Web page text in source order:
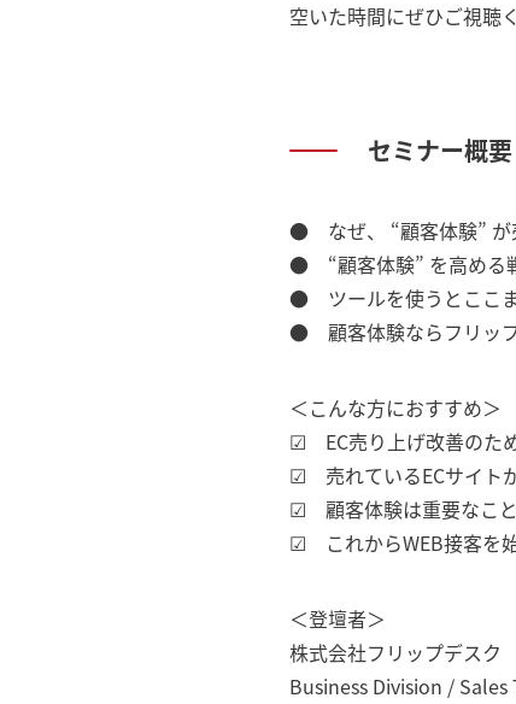
空いた時間にぜひご視聴
セミナー概要
● なぜ、 “顧客体験” が
● “顧客体験” を高める
● ツールを使うとここ
● 顧客体験ならフリッ
＜こんな方におすすめ＞
☑ EC売り上げ改善のた
☑ 売れているECサイト
☑ 顧客体験は重要なこと
☑ これからWEB接客を
＜登壇者＞
株式会社フリップデスク
Business Division / Sales